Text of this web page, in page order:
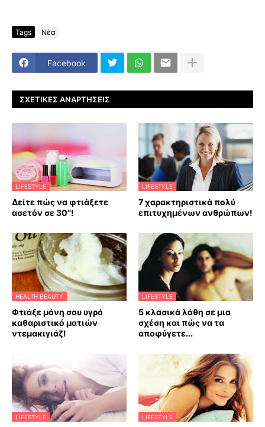
Tags Νέα
Facebook
ΣΧΕΤΙΚΈΣ ΑΝΑΡΤΉΣΕΙΣ
LIFESTYLE
Δείτε πώς να φτιάξετε
ασετόν σε 30''!
LIFESTYLE
7 χαρακτηριστικά πολύ
επιτυχημένων ανθρώπων!
HEALTH BEAUTY
Φτιάξε μόνη σου υγρό
καθαριστικό ματιών
ντεμακιγιάζ!
LIFESTYLE
5 κλασικά λάθη σε μια
σχέση και πώς να τα
αποφύγετε...
LIFESTYLE LIFESTYLE